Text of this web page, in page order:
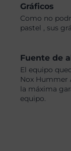
Gráficos
Como no
pastel , sus
Fuente de
El equipo
Nox Hummer
la máxima
equipo.